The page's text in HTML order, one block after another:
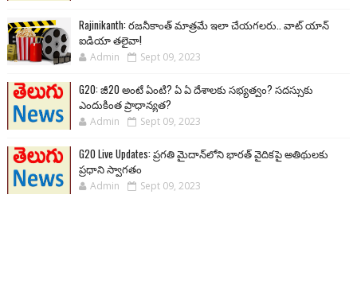
Rajinikanth: రజనీకాంత్ మాత్రమే ఇలా చేయగలరు.. వాట్ యాన్
ఐడియా తలైవా!
Admin Sept 09, 2023
G20: జీ20 అంటే ఏంటి? ఏ ఏ దేశాలకు సభ్యత్వం? సదస్సుకు
ఎందుకింత ప్రాధాన్యత?
Admin Sept 09, 2023
G20 Live Updates: ప్రగతి మైదాన్‌లోని భారత్ వైదికపై అతిథులకు
ప్రధాని స్వాగతం
Admin Sept 09, 2023